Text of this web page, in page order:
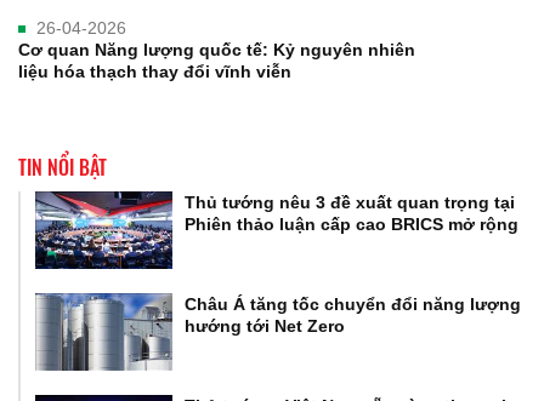
26-04-2026
Cơ quan Năng lượng quốc tế: Kỷ nguyên nhiên
liệu hóa thạch thay đổi vĩnh viễn
TIN NỔI BẬT
Thủ tướng nêu 3 đề xuất quan trọng tại
Phiên thảo luận cấp cao BRICS mở rộng
Châu Á tăng tốc chuyển đổi năng lượng
hướng tới Net Zero